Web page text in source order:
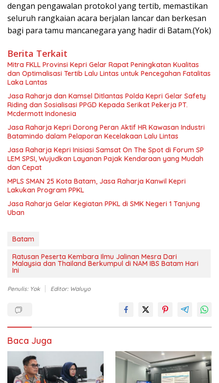
dengan pengawalan protokol yang tertib, memastikan
seluruh rangkaian acara berjalan lancar dan berkesan
bagi para tamu mancanegara yang hadir di Batam.(Yok)
Berita Terkait
Mitra FKLL Provinsi Kepri Gelar Rapat Peningkatan Kualitas
dan Optimalisasi Tertib Lalu Lintas untuk Pencegahan Fatalitas
Laka Lantas
Jasa Raharja dan Kamsel Ditlantas Polda Kepri Gelar Safety
Riding dan Sosialisasi PPGD Kepada Serikat Pekerja PT.
Mcdermott Indonesia
Jasa Raharja Kepri Dorong Peran Aktif HR Kawasan Industri
Batamindo dalam Pelaporan Kecelakaan Lalu Lintas
Jasa Raharja Kepri Inisiasi Samsat On The Spot di Forum SP
LEM SPSI, Wujudkan Layanan Pajak Kendaraan yang Mudah
dan Cepat
MPLS SMAN 25 Kota Batam, Jasa Raharja Kanwil Kepri
Lakukan Program PPKL
Jasa Raharja Gelar Kegiatan PPKL di SMK Negeri 1 Tanjung
Uban
Batam
Ratusan Peserta Kembara Ilmu Jalinan Mesra Dari
Malaysia dan Thailand Berkumpul di NAM IBS Batam Hari
Ini
Penulis: Yok Editor: Waluyo
Baca Juga